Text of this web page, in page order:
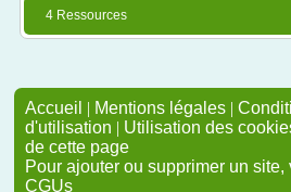
4 Ressources
Accueil | Mentions légales |
d'utilisation | Utilisation des
de cette page
Pour ajouter ou supprimer un
CGUs